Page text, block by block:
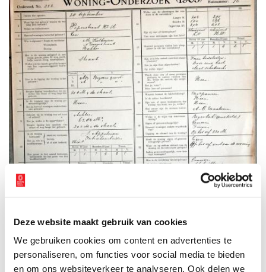
Deze website maakt gebruik van cookies
We gebruiken cookies om content en advertenties te
personaliseren, om functies voor social media te bieden
en om ons websiteverkeer te analyseren. Ook delen we